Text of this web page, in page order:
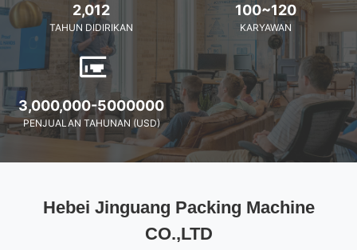
2,012
TAHUN DIDIRIKAN
100~120
KARYAWAN
3,000,000-5000000
PENJUALAN TAHUNAN (USD)
Hebei Jinguang Packing Machine
CO.,LTD